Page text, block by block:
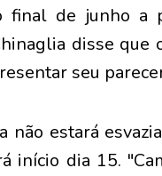
final de junho a
disse que
seu
não estará
início dia 15.